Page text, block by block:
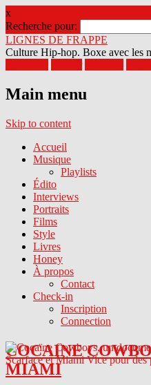
x
Recherche pour:
LIGNES DE FRAPPE
Culture Hip-hop. Boxe avec les
Main menu
Skip to content
Accueil
Musique
Playlists
Édito
Interviews
Portraits
Films
Style
Livres
Honey
À propos
Contact
Check-in
Inscription
Connection
COCAINE
MIAMI